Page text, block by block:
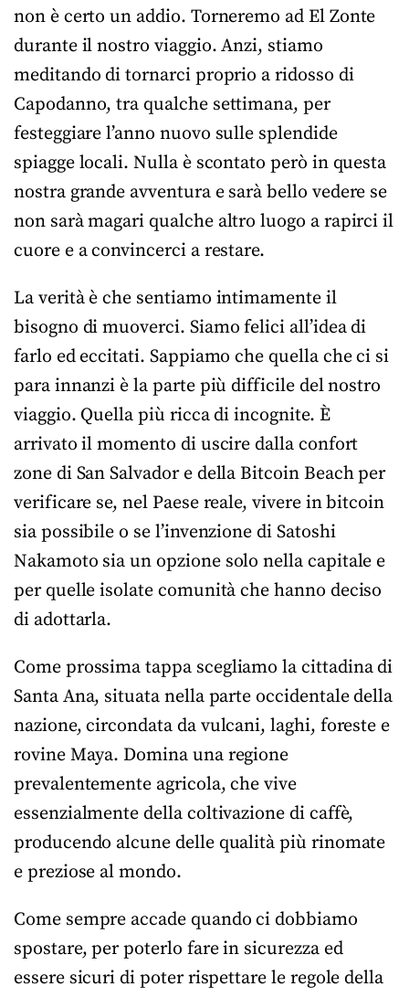
non è certo un addio. Torneremo ad El Zonte
durante il nostro viaggio. Anzi, stiamo
meditando di tornarci proprio a ridosso di
Capodanno, tra qualche settimana, per
festeggiare l’anno nuovo sulle splendide
spiagge locali. Nulla è scontato però in questa
nostra grande avventura e sarà bello vedere se
non sarà magari qualche altro luogo a rapirci il
cuore e a convincerci a restare.
La verità è che sentiamo intimamente il
bisogno di muoverci. Siamo felici all’idea di
farlo ed eccitati. Sappiamo che quella che ci si
para innanzi è la parte più difficile del nostro
viaggio. Quella più ricca di incognite. È
arrivato il momento di uscire dalla confort
zone di San Salvador e della Bitcoin Beach per
verificare se, nel Paese reale, vivere in bitcoin
sia possibile o se l’invenzione di Satoshi
Nakamoto sia un opzione solo nella capitale e
per quelle isolate comunità che hanno deciso
di adottarla.
Come prossima tappa scegliamo la cittadina di
Santa Ana, situata nella parte occidentale della
nazione, circondata da vulcani, laghi, foreste e
rovine Maya. Domina una regione
prevalentemente agricola, che vive
essenzialmente della coltivazione di caffè,
producendo alcune delle qualità più rinomate
e preziose al mondo.
Come sempre accade quando ci dobbiamo
spostare, per poterlo fare in sicurezza ed
essere sicuri di poter rispettare le regole della